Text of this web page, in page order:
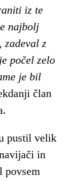
iz te
najbolj
zadeval z
počel zelo
je bil
član
pustil velik
in
povsem